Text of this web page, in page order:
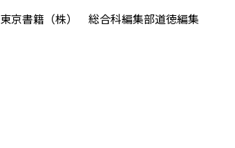
東京書籍（株） 総合科編集部道徳編集